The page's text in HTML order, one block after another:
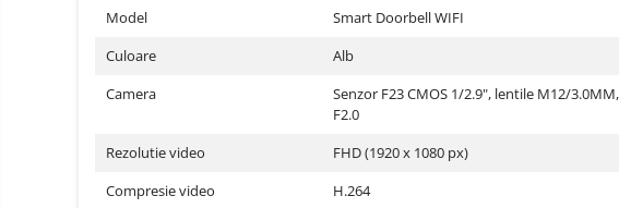
Laptop-uri
Monitoare pc
TV si Proiectoare Smart
Camere auto, home si sport
Model
Smart Doorbell WIFI
Culoare
Alb
Camera
Senzor F23 CMOS 1/2.9", lentile M12/3.0MM,
F2.0
Rezolutie video
FHD (1920 x 1080 px)
Compresie video
H.264